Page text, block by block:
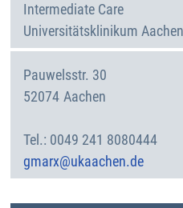
Intermediate Care
Universitätsklinikum Aachen
Pauwelsstr. 30
52074 Aachen
0049 241 8080444
gmarx@ukaachen.de